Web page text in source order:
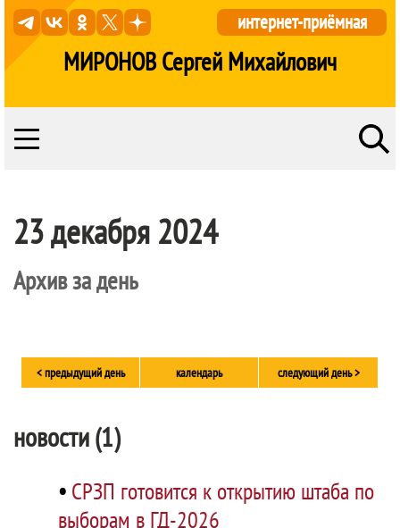
МИРОНОВ Сергей Михайлович
интернет-приёмная
23 декабря 2024
Архив за день
< предыдущий день календарь следующий день >
новости (1)
• СРЗП готовится к открытию штаба по
выборам в ГД-2026